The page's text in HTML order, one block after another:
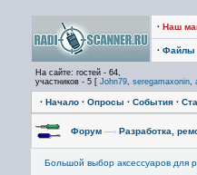
· Наш
· Файлы
На сайте: гостей - 64,
участников - 5 [ John79, seregamaxonin,
· Начало · Опросы · События ·
Форум —› Разработка,
Большой выбор аксессуаров для